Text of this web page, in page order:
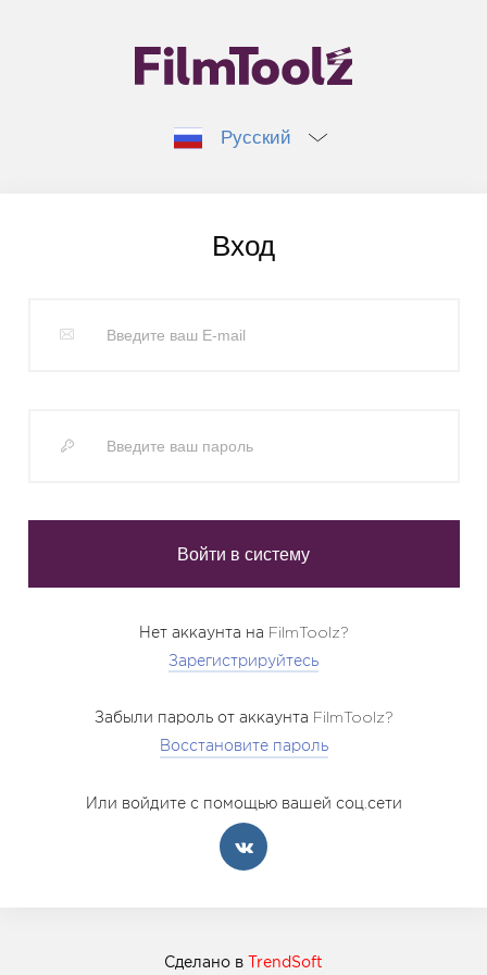
Русский
Вход
Нет аккаунта на FilmToolz?
Зарегистрируйтесь
Забыли пароль от аккаунта FilmToolz?
Восстановите пароль
Или войдите с помощью вашей соц.сети
Сделано в TrendSoft